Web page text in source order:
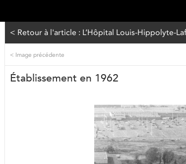
< Retour à l'article : L’Hôpital Louis-Hippolyte-
< Image précédente
Établissement en 1962